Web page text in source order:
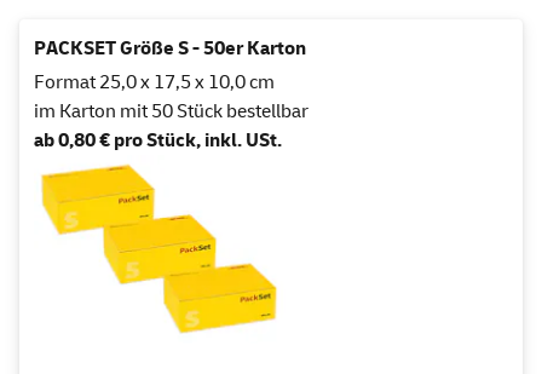
PACKSET Größe S - 50er Karton
Format 25,0 x 17,5 x 10,0 cm
im Karton mit 50 Stück bestellbar
ab 0,80 € pro Stück, inkl. USt.